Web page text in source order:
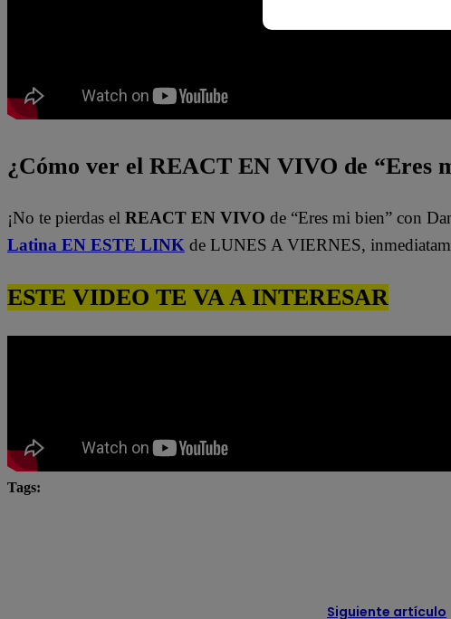
¿Cómo ver el REACT EN VIVO de “Eres
¡No te pierdas el REACT EN VIVO de “Eres mi bien” con
Latina EN ESTE LINK de LUNES A VIERNES,
ESTE VIDEO TE VA A INTERESAR
Tags:
Siguiente artículo